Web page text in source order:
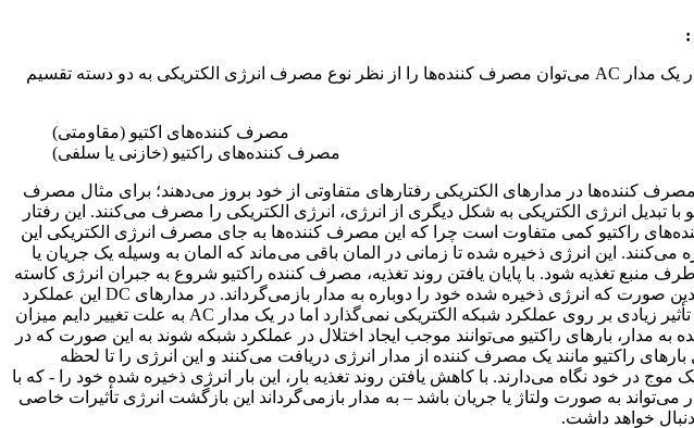
:
یک مدار AC می‌توان مصرف کننده‌ها را از نظر نوع مصرف انرژی الکتریکی به دو دسته تقسیم
مصرف کننده‌های اکتیو (مقاومتی)
مصرف کننده‌های راکتیو (خازنی یا سلفی)
مصرف کننده‌ها در مدارهای الکتریکی رفتارهای متفاوتی از خود بروز می‌دهند؛ برای مثال مصرف
با تبدیل انرژی الکتریکی به شکل دیگری از انرژی، انرژی الکتریکی را مصرف می‌کنند. این رفتار
راکتیو کمی متفاوت است چرا که این مصرف کننده‌ها به جای مصرف انرژی الکتریکی این
می‌کنند. این انرژی ذخیره شده تا زمانی در المان باقی می‌ماند که المان به وسیله یک جریان یا
طرف منبع تغذیه شود. با پایان یافتن روند تغذیه، مصرف کننده راکتیو شروع به جبران انرژی کاسته
صورت که انرژی ذخیره شده خود را دوباره به مدار بازمی‌گرداند. در مدارهای DC این عملکرد
تأثیر زیادی بر روی عملکرد شبکه الکتریکی نمی‌گذارد اما در یک مدار AC به علت تغییر دایم میزان
به مدار، بارهای راکتیو می‌توانند موجب ایجاد اختلال در عملکرد شبکه شوند به این صورت که در
بارهای راکتیو مانند یک مصرف کننده از مدار انرژی دریافت می‌کنند و این انرژی را تا لحظه
موج در خود نگاه می‌دارند. با کاهش یافتن روند تغذیه بار، این بار انرژی ذخیره شده خود را - که با
می‌تواند به صورت ولتاژ یا جریان باشد – به مدار بازمی‌گرداند این بازگشت انرژی تأثیرات خاصی
دنبال خواهد داشت.